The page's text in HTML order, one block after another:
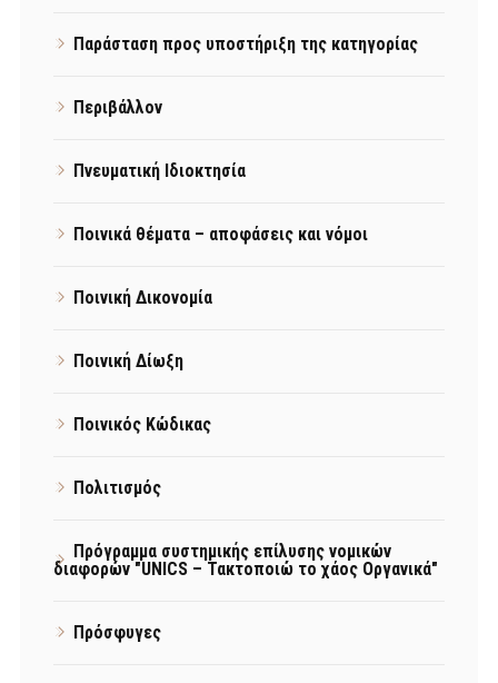
Παράσταση προς υποστήριξη της κατηγορίας
Περιβάλλον
Πνευματική Ιδιοκτησία
Ποινικά θέματα – αποφάσεις και νόμοι
Ποινική Δικονομία
Ποινική Δίωξη
Ποινικός Κώδικας
Πολιτισμός
Πρόγραμμα συστημικής επίλυσης νομικών
διαφορών "UNICS – Τακτοποιώ το χάος Οργανικά"
Πρόσφυγες